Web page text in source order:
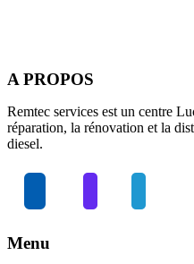
A PROPOS
Remtec services est un centre
réparation, la rénovation et la
diesel.
Menu